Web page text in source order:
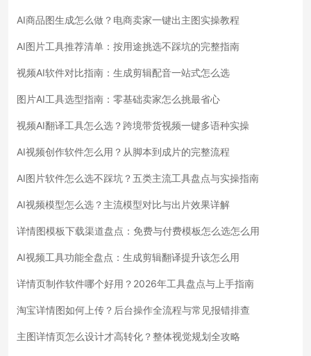
AI商品图生成怎么做？电商卖家一键出主图实操教程
AI图片工具推荐清单：按用途挑选不踩坑的完整指南
视频AI软件对比指南：生成剪辑配音一站式怎么选
图片AI工具选型指南：零基础卖家怎么挑最省心
视频AI翻译工具怎么选？跨境带货视频一键多语种实操
AI视频创作软件怎么用？从脚本到成片的完整流程
AI图片软件怎么选不踩坑？五类主流工具盘点与实操指南
AI视频模型怎么选？主流模型对比与出片效果详解
详情图模板下载渠道盘点：免费与付费模板怎么选怎么用
AI视频工具功能全盘点：生成剪辑翻译提升该怎么用
详情页制作软件哪个好用？2026年工具盘点与上手指南
淘宝详情图如何上传？后台操作全流程与常见报错排查
主图详情页怎么设计才高转化？整体视觉规划全攻略